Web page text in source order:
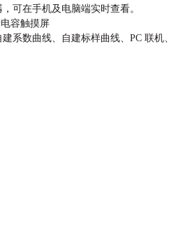
可在⼿机及电脑端实时查看。
容触摸屏
系数曲线、
⾃建标样曲线、PC 联机